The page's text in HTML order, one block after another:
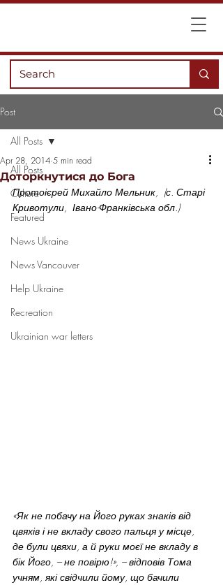
Post
All Posts
Culture
Featured
News Ukraine
News Vancouver
Help Ukraine
Recreation
Ukrainian war letters
All Posts
Доторкнутися до Бога
Apr 28, 2014 5 min read
Протоієрей Михайло Мельник,  (с. Старі
Кривотули,  Івано-Франківська обл.)
«Як не побачу на Його руках знаків від
цвяхів і не вкладу свого пальця у місце,
де були цвяхи, а й руки моєї не вкладу в
бік Його, – не повірю!», – відповів Тома
учням, які свідчили йому, що бачили